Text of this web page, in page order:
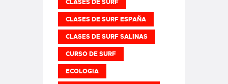
CLASES DE SURF
CLASES DE SURF ESPAÑA
CLASES DE SURF SALINAS
CURSO DE SURF
ECOLOGIA